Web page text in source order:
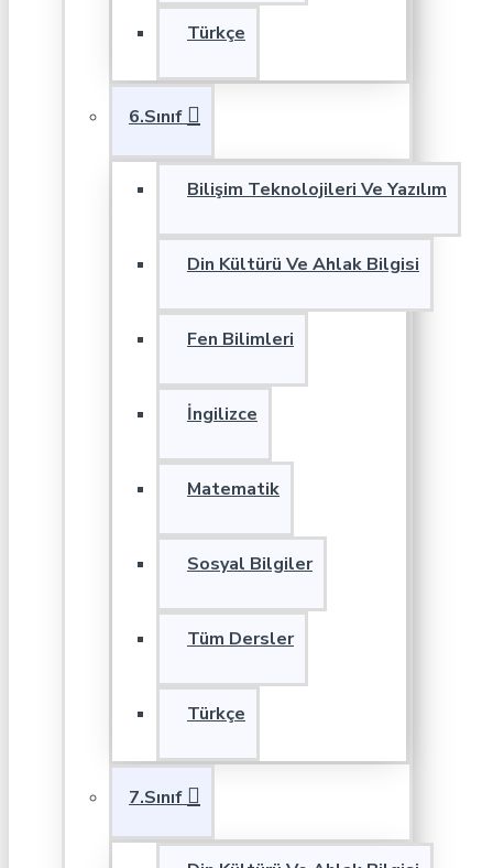
Türkçe
6.Sınıf
Bilişim Teknolojileri Ve Yazılım
Din Kültürü Ve Ahlak Bilgisi
Fen Bilimleri
İngilizce
Matematik
Sosyal Bilgiler
Tüm Dersler
Türkçe
7.Sınıf